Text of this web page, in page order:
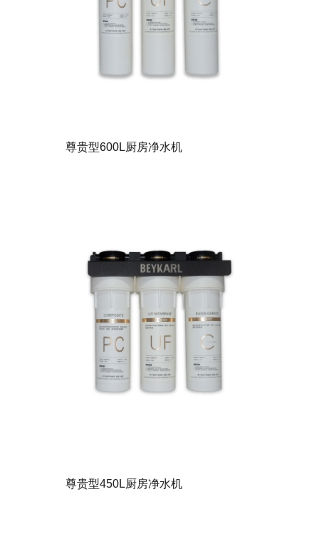
尊贵型600L厨房净水机
尊贵型450L厨房净水机